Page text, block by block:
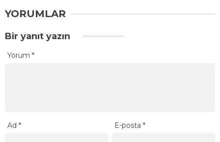
YORUMLAR
Bir yanıt yazın
Yorum *
Ad * E-posta*